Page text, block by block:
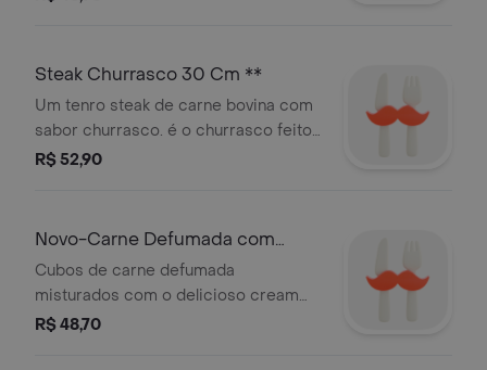
Steak Churrasco 30 Cm **
Um tenro steak de carne bovina com
sabor churrasco. é o churrasco feito
do jeito que você sempre quis.
R$ 52,90
Novo-Carne Defumada com
Cream Cheese 30Cm**
Cubos de carne defumada
misturados com o delicioso cream
cheese
R$ 48,70